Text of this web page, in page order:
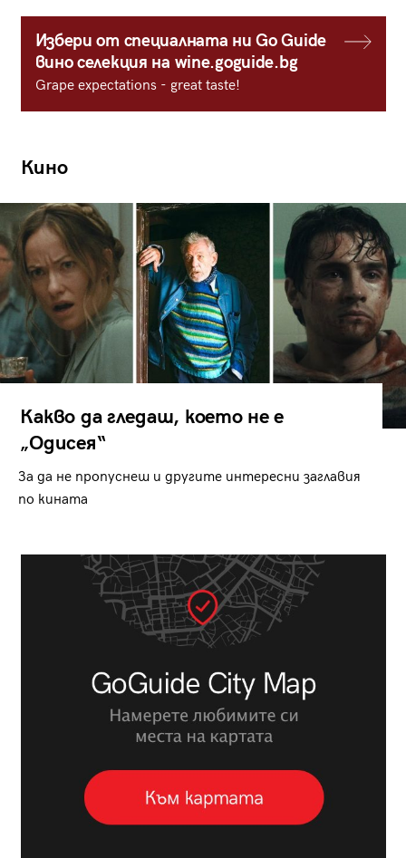
Избери от специалната ни Go Guide
вино селекция на wine.goguide.bg
Grape expectations - great taste!
Кино
Какво да гледаш, което не е
„Одисея“
За да не пропуснеш и другите интересни заглавия
по кината